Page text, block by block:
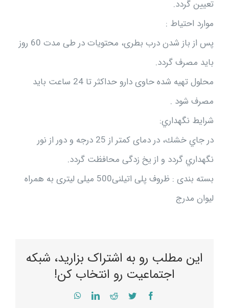
تعیین گردد.
موارد احتیاط :
پس از باز شدن درب بطری، محتویات در طی مدت 60 روز
باید مصرف گردد.
محلول تهیه شده حاوی دارو حداکثر تا 24 ساعت باید
مصرف شود .
شرايط نگهداري:
در جاي خشك، در دمای کمتر از 25 درجه و دور از نور
نگهداري گردد و از یخ زدگی محافظت گردد.
بسته بندی : ظروف پلی اتيلنی500 ميلی ليتری به همراه
ليوان مدرج
این مطلب رو به اشتراک بزارید، شبکه
اجتماعیت رو انتخاب کن!
Facebook
Twitter
Reddit
LinkedIn
WhatsApp